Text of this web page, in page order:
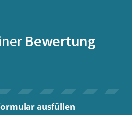
Bewertung
ausfüllen